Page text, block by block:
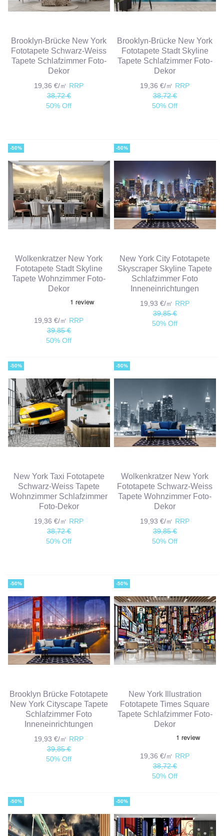
Brooklyn-Brücke New York
Fototapete Schwarz-Weiss
Tapete Schlafzimmer Foto-
Dekor
19,36 €/㎡ RRP
38,72 €
50% Off
Brooklyn-Brücke New York
Fototapete Stadt Skyline
Tapete Schlafzimmer Foto-
Dekor
19,36 €/㎡ RRP
38,72 €
50% Off
-50%
Wolkenkratzer New York
Fototapete Stadt Skyline
Tapete Wohnzimmer Foto-
Dekor
19,93 €/㎡ RRP
39,85 €
50% Off
-50%
New York City Fototapete
Skyscraper Skyline Tapete
Schlafzimmer Foto
Inneneinrichtungen
19,93 €/㎡ RRP
39,85 €
50% Off
-50%
New York Taxi Fototapete
Schwarz-Weiss Tapete
Wohnzimmer Schlafzimmer
Foto-Dekor
19,36 €/㎡ RRP
38,72 €
50% Off
-50%
Wolkenkratzer New York
Fototapete Schwarz-Weiss
Tapete Wohnzimmer Foto-
Dekor
19,93 €/㎡ RRP
39,85 €
50% Off
-50%
Brooklyn Brücke Fototapete
New York Cityscape Tapete
Schlafzimmer Foto
Inneneinrichtungen
19,93 €/㎡ RRP
39,85 €
50% Off
-50%
New York Illustration
Fototapete Times Square
Tapete Schlafzimmer Foto-
Dekor
19,36 €/㎡ RRP
38,72 €
50% Off
-50% -50%